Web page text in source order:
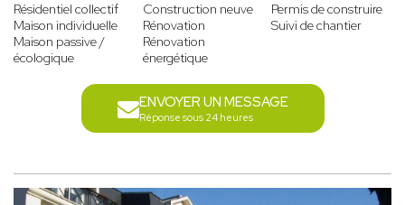
Résidentiel collectif
Maison individuelle
Maison passive /
écologique
Construction neuve
Rénovation
Rénovation
énergétique
Permis de construire
Suivi de chantier
ENVOYER UN MESSAGE
Réponse sous 24 heures